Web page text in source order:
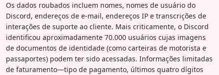
Os dados roubados incluem nomes, nomes de usuário do
Discord, endereços de e-mail, endereços IP e transcrições de
interações de suporte ao cliente. Mais criticamente, o Discord
identificou aproximadamente 70.000 usuários cujas imagens
de documentos de identidade (como carteiras de motorista e
passaportes) podem ter sido acessadas. Informações limitadas
de faturamento—tipo de pagamento, últimos quatro dígitos